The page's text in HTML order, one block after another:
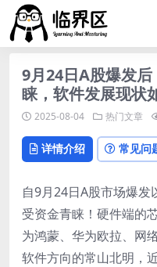
9月24日A股爆发
睐，软件发展现状
2025-08-04 热门文章
详情介绍 常见问
自9月24日A股市场爆
受资金青睐！硬件端的
为鸿蒙、华为欧拉、网
软件方向的常山北明，